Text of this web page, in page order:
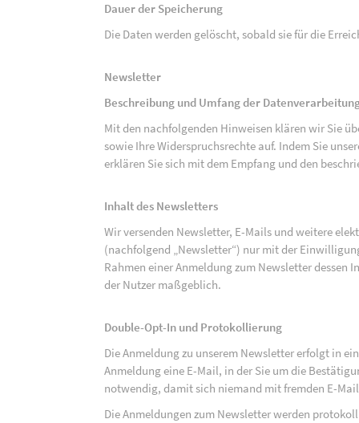
Dauer der Speicherung
Die Daten werden gelöscht, sobald sie für die
Newsletter
Beschreibung und Umfang der
Mit den nachfolgenden Hinweisen klären wir Sie
sowie Ihre Widerspruchsrechte auf. Indem Sie
erklären Sie sich mit dem Empfang und den
Inhalt des Newsletters
Wir versenden Newsletter, E-Mails und weitere
(nachfolgend „Newsletter“) nur mit der
Rahmen einer Anmeldung zum Newsletter
der Nutzer maßgeblich.
Double-Opt-In und Protokollierung
Die Anmeldung zu unserem Newsletter erfolgt in
Anmeldung eine E-Mail, in der Sie um die
notwendig, damit sich niemand mit fremden E-
Die Anmeldungen zum Newsletter werden